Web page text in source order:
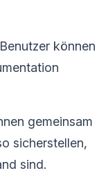
Benutzer können
gemeinsam
sicherstellen,
sind.